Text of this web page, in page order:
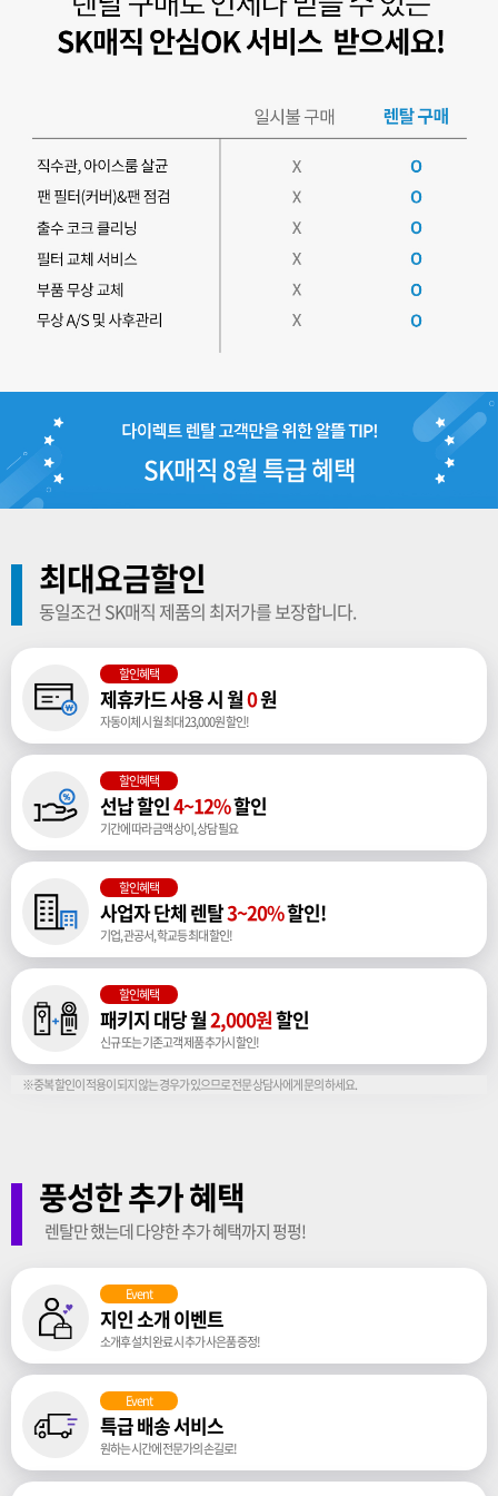
SK매직 8월 특급 혜택
최대요금할인
동일조건 SK매직 제품의 최저가를 보장합니다.
할인혜택
제휴카드 사용 시 월0원
자동이체 시 월 최대 23,000원 할인!
할인혜택
선납 할인4~12%할인
기간에 따라 금액 상이, 상담 필요
할인혜택
사업자 단체 렌탈3~20%할인!
기업, 관공서, 학교등 최대 할인!
할인혜택
패키지 대당 월2,000원할인
신규 또는 기존고객 제품 추가시 할인!
※중복 할인이 적용이 되지 않는 경우가 있으므로 전문 상담사에게 문의 하세요.
풍성한 추가 혜택
렌탈만 했는데 다양한 추가 혜택까지 펑펑!
Event
지인 소개 이벤트
소개후 설치 완료 시 추가 사은품 증정!
Event
특급 배송 서비스
원하는 시간에 전문가의 손길로!